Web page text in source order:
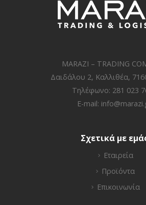
MARAZI – TRADING
Δαιδάλου 2, Καλλιθέα,
Τηλέφωνο: 281 023
Σχετικά με εμάς
Εταιρεία
Προϊόντα